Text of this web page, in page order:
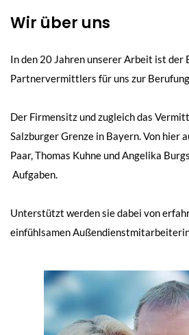
Wir über uns
In den 20 Jahren unserer Arbeit ist der
Partnervermittlers für uns zur
Der Firmensitz und zugleich das
Salzburger Grenze in Bayern. Von hier
Paar, Thomas Kuhne und Angelika
Aufgaben.
Unterstützt werden sie dabei von
einfühlsamen